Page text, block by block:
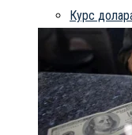
Курс